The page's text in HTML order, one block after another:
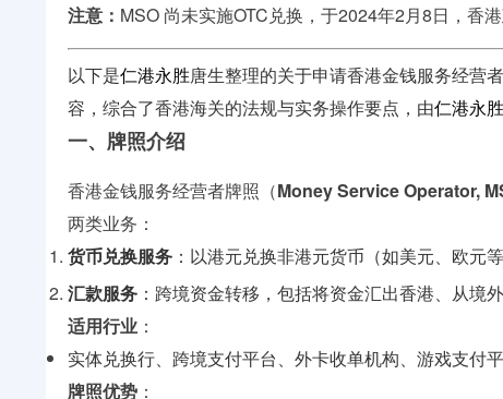
注意： MSO 尚未实施OTC兑换，于2024年2月8日，香
以下是仁港永胜唐生整理的关于申请香港金钱服务经营
容，综合了香港海关的法规与实务操作要点 ，由仁港永胜
一、牌照介绍
香港金钱服务经营者牌照（Money Service Operator,
两类业务：
货币兑换服务 ：以港元兑换非港元货币（如美元、欧元
汇款服务 ：跨境资金转移，包括将资金汇出香港、从境
适用行业 ：
实体兑换行、跨境支付平台、外卡收单机构、游戏支付
牌照优势 ：